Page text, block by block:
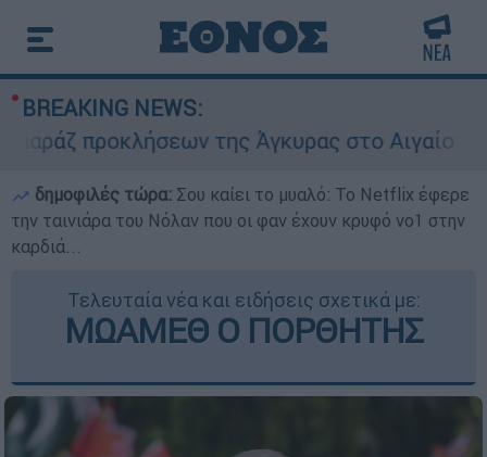
BREAKING NEWS:
της Άγκυρας στο Αιγαίο:
δημοφιλές τώρα: Σου καίει το μυαλό: Το Netflix έφερε
την ταινιάρα του Νόλαν που οι φαν έχουν κρυφό νο1 στην
καρδιά...
Τελευταία νέα και ειδήσεις σχετικά με:
ΜΩΑΜΕΘ Ο ΠΟΡΘΗΤΗΣ